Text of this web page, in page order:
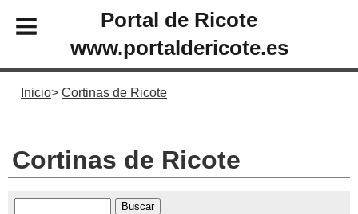
Portal de Ricote
www.portaldericote.es
Inicio Cortinas de Ricote
Cortinas de Ricote